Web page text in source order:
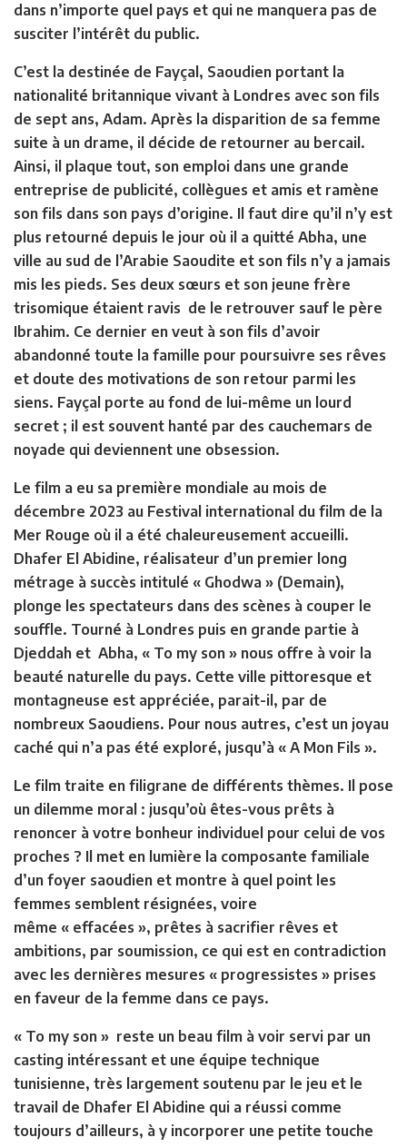
dans n’importe quel pays et qui ne manquera pas de
susciter l’intérêt du public.
C’est la destinée de Fayçal, Saoudien portant la
nationalité britannique vivant à Londres avec son fils
de sept ans, Adam. Après la disparition de sa femme
suite à un drame, il décide de retourner au bercail.
Ainsi, il plaque tout, son emploi dans une grande
entreprise de publicité, collègues et amis et ramène
son fils dans son pays d’origine. Il faut dire qu’il n’y est
plus retourné depuis le jour où il a quitté Abha, une
ville au sud de l’Arabie Saoudite et son fils n’y a jamais
mis les pieds. Ses deux sœurs et son jeune frère
trisomique étaient ravis de le retrouver sauf le père
Ibrahim. Ce dernier en veut à son fils d’avoir
abandonné toute la famille pour poursuivre ses rêves
et doute des motivations de son retour parmi les
siens. Fayçal porte au fond de lui-même un lourd
secret ; il est souvent hanté par des cauchemars de
noyade qui deviennent une obsession.
Le film a eu sa première mondiale au mois de
décembre 2023 au Festival international du film de la
Mer Rouge où il a été chaleureusement accueilli.
Dhafer El Abidine, réalisateur d’un premier long
métrage à succès intitulé « Ghodwa » (Demain),
plonge les spectateurs dans des scènes à couper le
souffle. Tourné à Londres puis en grande partie à
Djeddah et Abha, « To my son » nous offre à voir la
beauté naturelle du pays. Cette ville pittoresque et
montagneuse est appréciée, parait-il, par de
nombreux Saoudiens. Pour nous autres, c’est un joyau
caché qui n’a pas été exploré, jusqu’à « A Mon Fils ».
Le film traite en filigrane de différents thèmes. Il pose
un dilemme moral : jusqu’où êtes-vous prêts à
renoncer à votre bonheur individuel pour celui de vos
proches ? Il met en lumière la composante familiale
d’un foyer saoudien et montre à quel point les
femmes semblent résignées, voire
même « effacées », prêtes à sacrifier rêves et
ambitions, par soumission, ce qui est en contradiction
avec les dernières mesures « progressistes » prises
en faveur de la femme dans ce pays.
« To my son » reste un beau film à voir servi par un
casting intéressant et une équipe technique
tunisienne, très largement soutenu par le jeu et le
travail de Dhafer El Abidine qui a réussi comme
toujours d’ailleurs, à y incorporer une petite touche